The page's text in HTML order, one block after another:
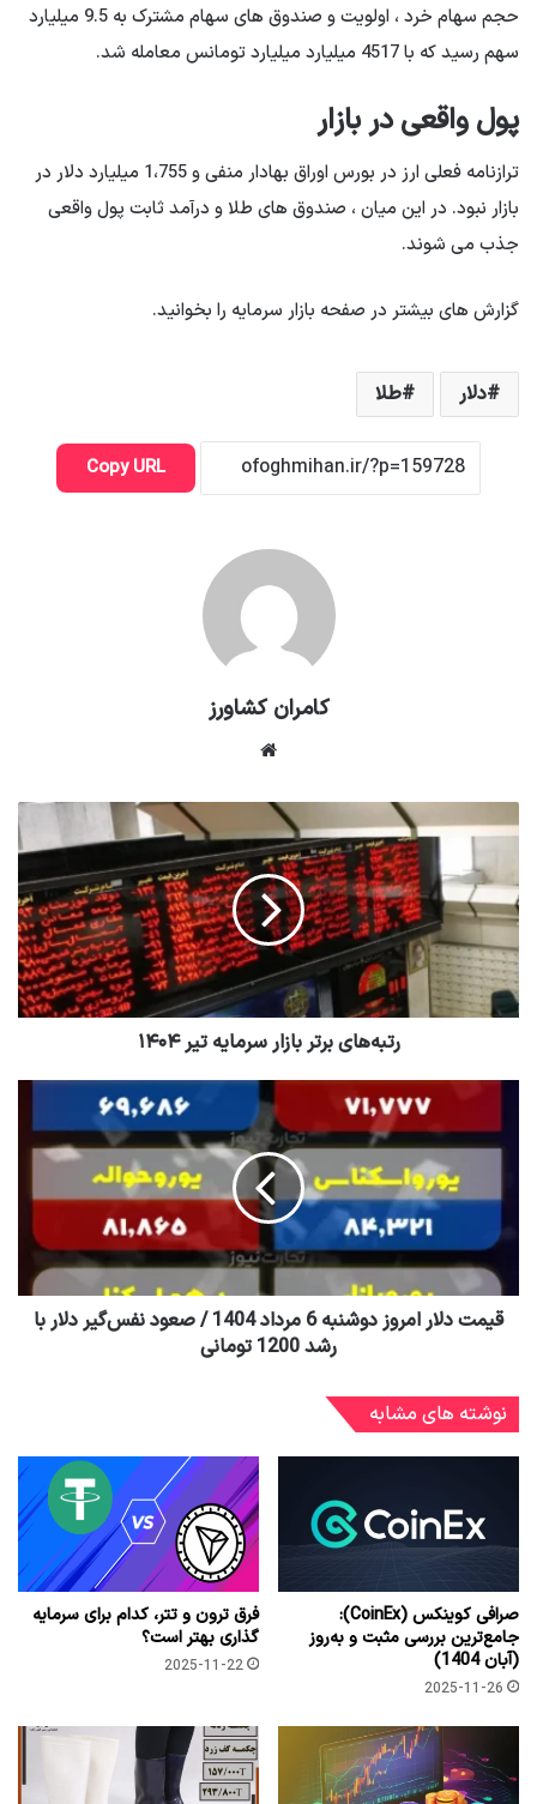
حجم سهام خرد ، اولویت و صندوق های سهام مشترک به 9.5 میلیارد
سهم رسید که با 4517 میلیارد میلیارد تومانس معامله شد.
پول واقعی در بازار
ترازنامه فعلی ارز در بورس اوراق بهادار منفی و 1،755 میلیارد دلار در
بازار نبود. در این میان ، صندوق های طلا و درآمد ثابت پول واقعی
جذب می شوند.
گزارش های بیشتر در صفحه بازار سرمایه را بخوانید.
دلار طلا
Copy URL
کامران کشاورز
رتبه‌های برتر بازار سرمایه تیر ۱۴۰۴
قیمت دلار امروز دوشنبه 6 مرداد 1404 / صعود نفس‌گیر دلار با
رشد 1200 تومانی
نوشته های مشابه
صرافی کوینکس (CoinEx):
جامع‌ترین بررسی مثبت و به‌روز
(آبان 1404)
2025-11-26
فرق ترون و تتر، کدام برای سرمایه
گذاری بهتر است؟
2025-11-22